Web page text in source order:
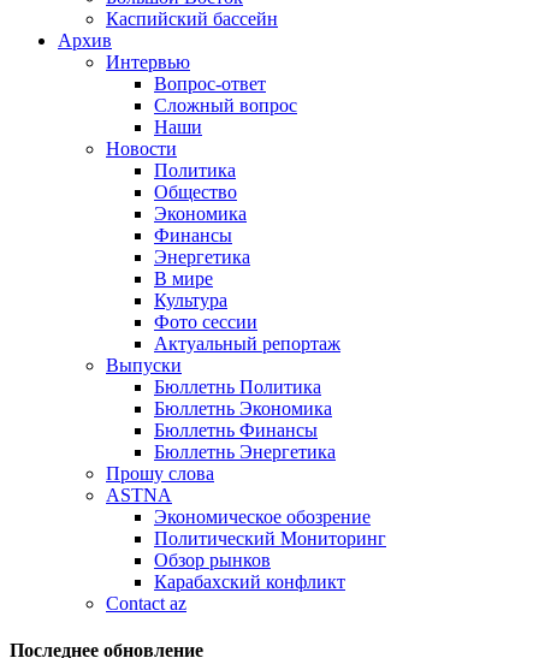
Каспийский бассейн
Архив
Интервью
Вопрос-ответ
Сложный вопрос
Наши
Новости
Политика
Общество
Экономика
Финансы
Энергетика
В мире
Культура
Фото сессии
Актуальный репортаж
Выпуски
Бюллетнь Политика
Бюллетнь Экономика
Бюллетнь Финансы
Бюллетнь Энергетика
Прошу слова
ASTNA
Экономическое обозрение
Политический Мониторинг
Обзор рынков
Карабахский конфликт
Contact az
Последнее обновление